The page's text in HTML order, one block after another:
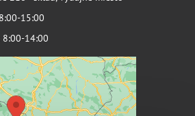
15:00